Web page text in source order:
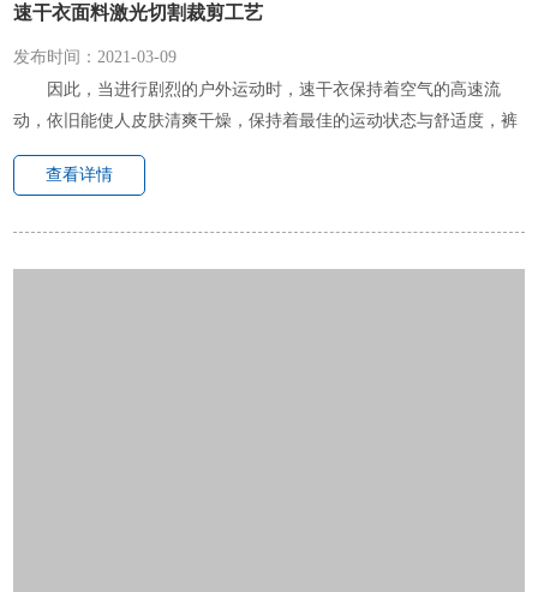
速干衣面料激光切割裁剪工艺
发布时间：2021-03-09
因此，当进行剧烈的户外运动时，速干衣保持着空气的高速流
动，依旧能使人皮肤清爽干燥，保持着最佳的运动状态与舒适度，裤
子更轻盈柔软，使身体皮肤更加放松惬意。
查看详情